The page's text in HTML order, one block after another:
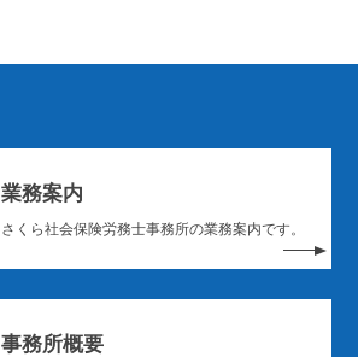
業務案内
さくら社会保険労務士事務所の業務案内です。
事務所概要